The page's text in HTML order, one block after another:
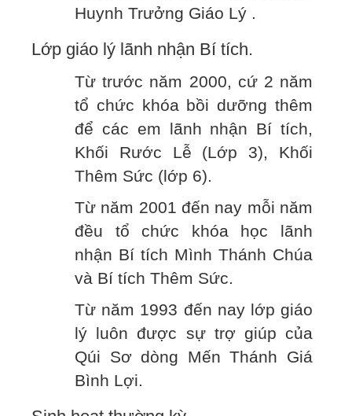
Huynh Trưởng Giáo Lý .
Lớp giáo lý lãnh nhận Bí tích.
Từ trước năm 2000, cứ 2 năm
tổ chức khóa bồi dưỡng thêm
để các em lãnh nhận Bí tích,
Khối Rước Lễ (Lớp 3), Khối
Thêm Sức (lớp 6).
Từ năm 2001 đến nay mỗi năm
đều tổ chức khóa học lãnh
nhận Bí tích Mình Thánh Chúa
và Bí tích Thêm Sức.
Từ năm 1993 đến nay lớp giáo
lý luôn được sự trợ giúp của
Qúi Sơ dòng Mến Thánh Giá
Bình Lợi.